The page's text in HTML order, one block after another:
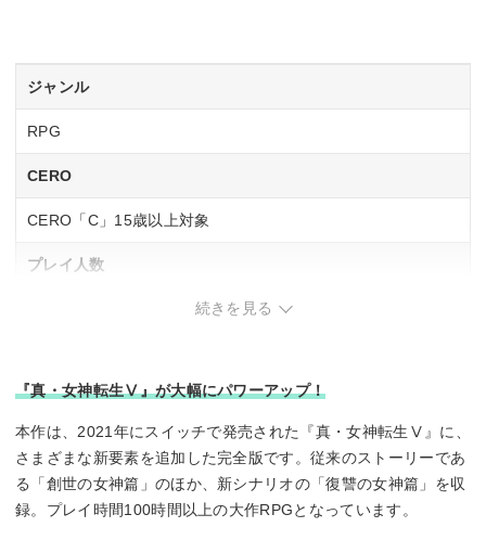
ジャンル
RPG
CERO
CERO「C」15歳以上対象
プレイ人数
–
続きを見る
『真・女神転生Ⅴ』が大幅にパワーアップ！
本作は、2021年にスイッチで発売された『真・女神転生Ⅴ』に、
さまざまな新要素を追加した完全版です。従来のストーリーであ
る「創世の女神篇」のほか、新シナリオの「復讐の女神篇」を収
録。プレイ時間100時間以上の大作RPGとなっています。